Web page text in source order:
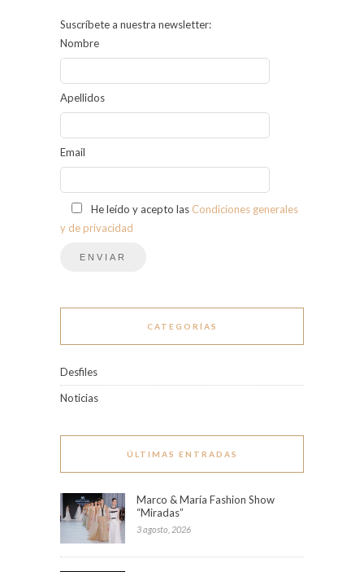
Suscríbete a nuestra newsletter:
Nombre
Apellidos
Email
He leído y acepto las Condiciones generales
y de privacidad
CATEGORÍAS
Desfiles
Noticias
ÚLTIMAS ENTRADAS
Marco & María Fashion Show
“Miradas”
3 agosto, 2026